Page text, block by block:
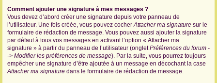
Comment ajouter une signature à mes messages ?
Vous devez d’abord créer une signature depuis votre panneau de
l’utilisateur. Une fois créée, vous pouvez cocherAttacher ma signature sur le
formulaire de rédaction de message. Vous pouvez aussi ajouter la signature
par défaut à tous vos messages en activant l’option « Attacher ma
signature » à partir du panneau de l’utilisateur (ongletPréférences du forum -
-> Modifier les préférences de message). Par la suite, vous pourrez toujours
empêcher une signature d’être ajoutée à un message en décochant la case
Attacher ma signature dans le formulaire de rédaction de message.